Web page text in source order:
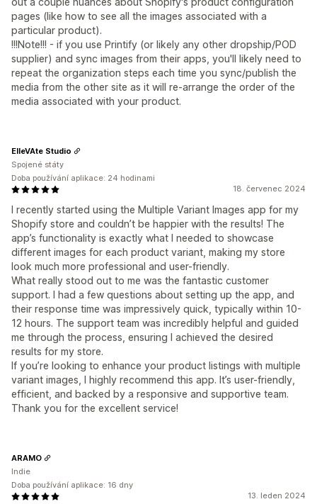
pages (like how to see all the images associated with a
particular product).
!!!Note!!! - if you use Printify (or likely any other dropship/POD
supplier) and sync images from their apps, you'll likely need to
repeat the organization steps each time you sync/publish the
media from the other site as it will re-arrange the order of the
media associated with your product.
18. červenec 2024
I recently started using the Multiple Variant Images app for my
Shopify store and couldn’t be happier with the results! The
app’s functionality is exactly what I needed to showcase
different images for each product variant, making my store
look much more professional and user-friendly.
What really stood out to me was the fantastic customer
support. I had a few questions about setting up the app, and
their response time was impressively quick, typically within 10-
12 hours. The support team was incredibly helpful and guided
me through the process, ensuring I achieved the desired
results for my store.
If you’re looking to enhance your product listings with multiple
variant images, I highly recommend this app. It’s user-friendly,
efficient, and backed by a responsive and supportive team.
Thank you for the excellent service!
ElleVAte Studio
Spojené státy
Doba používání aplikace: 24 hodinami
13. leden 2024
ARAMO
Indie
Doba používání aplikace: 16 dny